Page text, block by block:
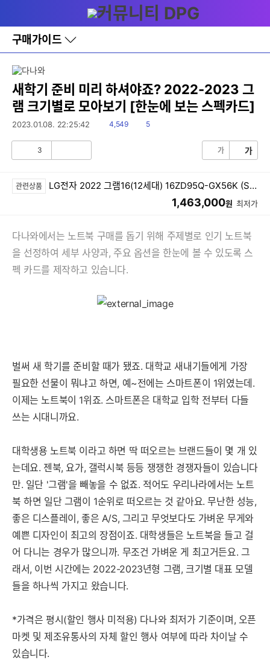
와
홈
구매가이드
바
로
레
이
어
토
새학기 준비 미리 하셔야죠? 2022-2023 그
램 크기별로 모아보기 [한눈에 보는 스펙카드]
2023.01.08. 22:25:42
읽
4,549
댓
5
3 가 가
관련상품 LG전자 2022 그램16(12세대) 16ZD95Q-GX56K (SSD 256GB)
1,463,000원 최저가
다나와에서는 노트북 구매를 돕기 위해 주제별로 인기 노트북
을 선정하여 세부 사양과, 주요 옵션을 한눈에 볼 수 있도록 스
펙 카드를 제작하고 있습니다.
벌써 새 학기를 준비할 때가 됐죠. 대학교 새내기들에게 가장
필요한 선물이 뭐냐고 하면, 예~전에는 스마트폰이 1위였는데.
이제는 노트북이 1위죠. 스마트폰은 대학교 입학 전부터 다들
쓰는 시대니까요.
대학생용 노트북 이라고 하면 딱 떠오르는 브랜드들이 몇 개 있
는데요. 젠북, 요가, 갤럭시북 등등 쟁쟁한 경쟁자들이 있습니다
만. 일단 '그램'을 빼놓을 수 없죠. 적어도 우리나라에서는 노트
북 하면 일단 그램이 1순위로 떠오르는 것 같아요. 무난한 성능,
좋은 디스플레이, 좋은 A/S, 그리고 무엇보다도 가벼운 무게와
예쁜 디자인이 최고의 장점이죠. 대학생들은 노트북을 들고 걸
어 다니는 경우가 많으니까. 무조건 가벼운 게 최고거든요. 그
래 서, 이 번 시 간에는 2022-2023년형 그램, 크기 별 대표 모델
들을 하나씩 가지고 왔습니 다.
*가격은 평시(할인 행사 미적용) 다나와 최저가 기준이며, 오픈
마켓 및 제조유통사의 자체 할인 행사 여부에 따라 차이날 수
있습니다.